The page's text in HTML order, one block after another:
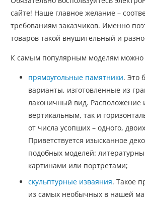
сайте! Наше главное желание –
требованиям заказчиков. Именно
товаров такой внушительный и
К самым популярным моделям можно
прямоугольные памятники. Это
варианты, изготовленные из
лаконичный вид. Расположение
вертикальным, так и
от числа усопших – одного,
Приветствуется изысканное
подобных моделей:
картинами или портретами;
скульптурные изваяния. Такое
из самых необычных в нашей